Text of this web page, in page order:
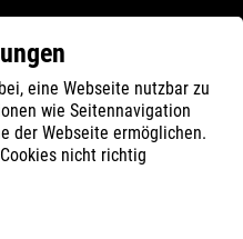
eine Webseite nutzbar zu
wie Seitennavigation
der Webseite ermöglichen.
nicht richtig
Filter